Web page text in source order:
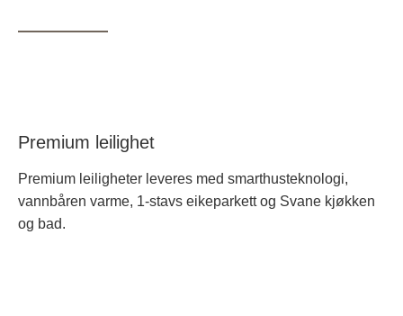
Premium leilighet
Premium leiligheter leveres med smarthusteknologi,
vannbåren varme, 1-stavs eikeparkett og Svane kjøkken
og bad.